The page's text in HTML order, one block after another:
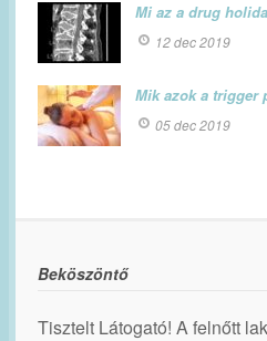
Mi az a drug
12 dec 2019
Mik azok a trigger
05 dec 2019
Beköszöntő
Tisztelt Látogató! A felnőtt